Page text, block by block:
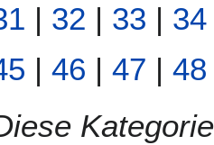
| 32 | 33 | 34
| 46 | 47 | 48